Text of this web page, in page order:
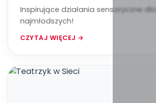
Inspirujące działania sensoryczne dla
najmłodszych!
CZYTAJ WIĘCEJ →